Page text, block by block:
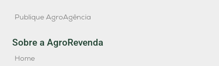
Publique AgroAgência
Sobre a AgroRevenda
Home